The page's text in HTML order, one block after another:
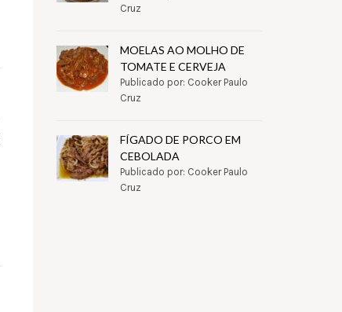
Cruz
MOELAS AO MOLHO DE
TOMATE E CERVEJA
Publicado por: Cooker Paulo
Cruz
FÍGADO DE PORCO EM
CEBOLADA
Publicado por: Cooker Paulo
Cruz